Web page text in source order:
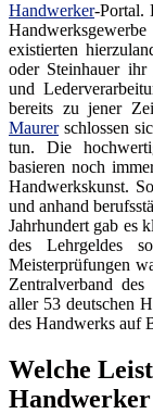
Handwerker-Portal.
existierten
oder Steinhauer ihr
und
bereits zu jener
Maurerschlossen
tun. Die
basieren noch
Handwerkskunst.
und anhand
Jahrhundert gab es
des Lehrgeldes
Meisterprüfungen
Zentralverband
aller 53 deutschen
des Handwerks auf
Welche